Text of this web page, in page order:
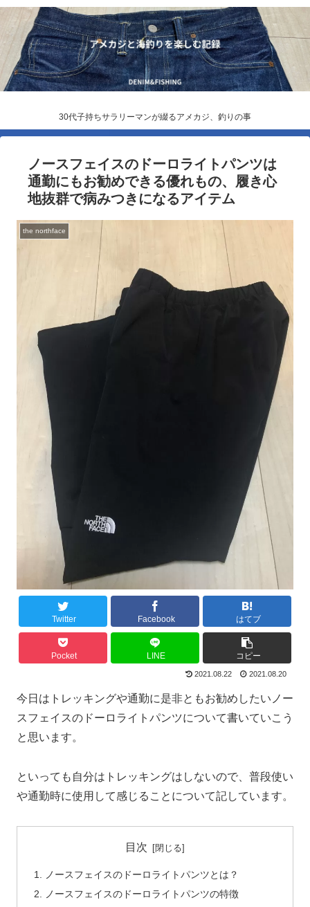
30代子持ちサラリーマンが綴るアメカジ、釣りの事
ノースフェイスのドーロライトパンツは
通勤にもお勧めできる優れもの、履き心
地抜群で病みつきになるアイテム
the northface
Twitter Facebook はてブ
Pocket LINE コピー
2021.08.22 2021.08.20
今日はトレッキングや通勤に是非ともお勧めしたいノー
スフェイスのドーロライトパンツについて書いていこう
と思います。
といっても自分はトレッキングはしないので、普段使い
や通勤時に使用して感じることについて記しています。
目次
ノースフェイスのドーロライトパンツとは？
ノースフェイスのドーロライトパンツの特徴